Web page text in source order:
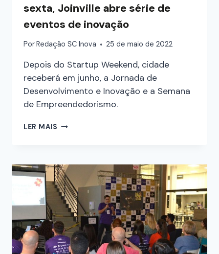
sexta, Joinville abre série de
eventos de inovação
PorRedação SC Inova 25 de maio de 2022
Depois do Startup Weekend, cidade
receberá em junho, a Jornada de
Desenvolvimento e Inovação e a Semana
de Empreendedorismo.
LER MAIS